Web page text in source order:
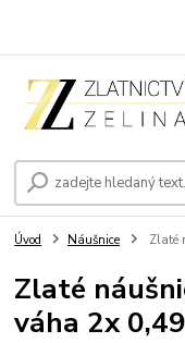
Úvod Náušnice Zlaté
Zlaté
váha 2x